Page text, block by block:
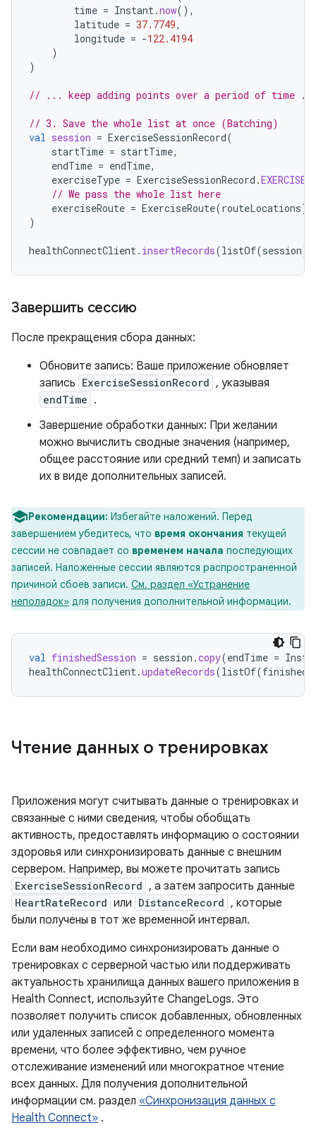
time = Instant.now(),
latitude = 37.7749,
longitude = -122.4194
)
)
// ... keep adding points over a period of time
// 3. Save the whole list at once (Batching)
val session = ExerciseSessionRecord(
startTime = startTime,
endTime = endTime,
exerciseType = ExerciseSessionRecord .
// We pass the whole list here
exerciseRoute = ExerciseRoute(routeLocations)
)
healthConnectClient. insertRecords(listOf(session))
Завершить сессию
После прекращения сбора данных:
Обновите запись: Ваше приложение обновляет
запись ExerciseSessionRecord , указывая
endTime .
Завершение обработки данных: При желании
можно вычислить сводные значения (например,
общее расстояние или средний темп) и записать
их в виде дополнительных записей.
Рекомендации: Избегайте наложений. Перед
завершением убедитесь, что время окончания текущей
сессии не совпадает со временем начала последующих
записей. Наложенные сессии являются распространенной
причиной сбоев записи. См. раздел «Устранение
неполадок» для получения дополнительной информации.
val finishedSession = session .copy(endTime =
healthConnectClient.updateRecords(listOf(
Чтение данных о тренировках
Приложения могут считывать данные о тренировках и
связанные с ними сведения, чтобы обобщать
активность, предоставлять информацию о состоянии
здоровья или синхронизировать данные с внешним
сервером. Например, вы можете прочитать запись
ExerciseSessionRecord , а затем запросить данные
HeartRateRecord или DistanceRecord , которые
были получены в тот же временной интервал.
Если вам необходимо синхронизировать данные о
тренировках с серверной частью или поддерживать
актуальность хранилища данных вашего приложения в
Health Connect, используйте ChangeLogs. Это
позволяет получить список добавленных, обновленных
или удаленных записей с определенного момента
времени, что более эффективно, чем ручное
отслеживание изменений или многократное чтение
всех данных. Для получения дополнительной
информации см. раздел «Синхронизация данных с
Health Connect» .